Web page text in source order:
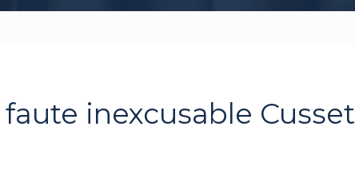
inexcusable Cusset